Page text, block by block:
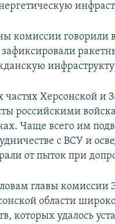
комиссии говорили
частях Херсонской и
российскими
Чаще всего им
с ВСУ и
от пыток при
главы комиссии
области
которых удалось